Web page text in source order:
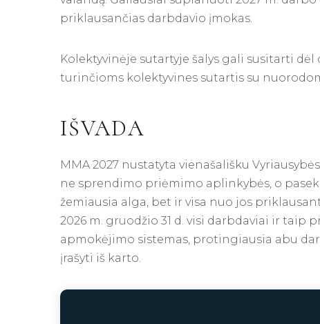
priklausančias darbdavio įmokas.
Kolektyvinėje sutartyje šalys gali susitarti
turinčioms kolektyvines sutartis su
IŠVADA
MMA 2027 nustatyta vienašališku
ne sprendimo priėmimo aplinkybės, o
žemiausia alga, bet ir visa nuo jos
2026 m. gruodžio 31 d. visi darbdaviai ir
apmokėjimo sistemas, protingiausia abu
įrašyti iš karto.